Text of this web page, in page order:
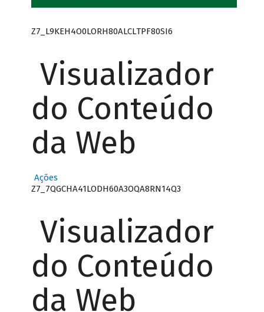
Z7_L9KEH4O0LORH80ALCLTPF80SI6
Visualizador
do Conteúdo
da Web
Ações
Z7_7QGCHA41LODH60A3OQA8RN14Q3
Visualizador
do Conteúdo
da Web